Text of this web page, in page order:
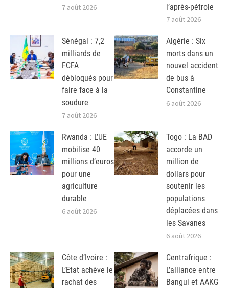
7 août 2026
l’après-pétrole
7 août 2026
Sénégal : 7,2
milliards de
FCFA
débloqués pour
faire face à la
soudure
7 août 2026
Algérie : Six
morts dans un
nouvel accident
de bus à
Constantine
6 août 2026
Rwanda : L’UE
mobilise 40
millions d’euros
pour une
agriculture
durable
6 août 2026
Togo : La BAD
accorde un
million de
dollars pour
soutenir les
populations
déplacées dans
les Savanes
6 août 2026
Côte d’Ivoire :
L’Etat achève le
rachat des
Centrafrique :
L’alliance entre
Bangui et AAKG